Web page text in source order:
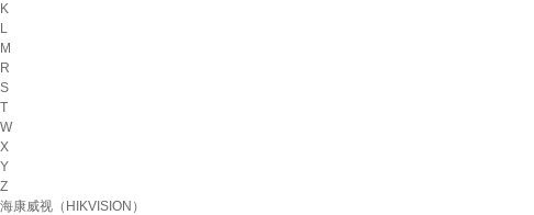
K
L
M
R
S
T
W
X
Y
Z
海康威视（HIKVISION）